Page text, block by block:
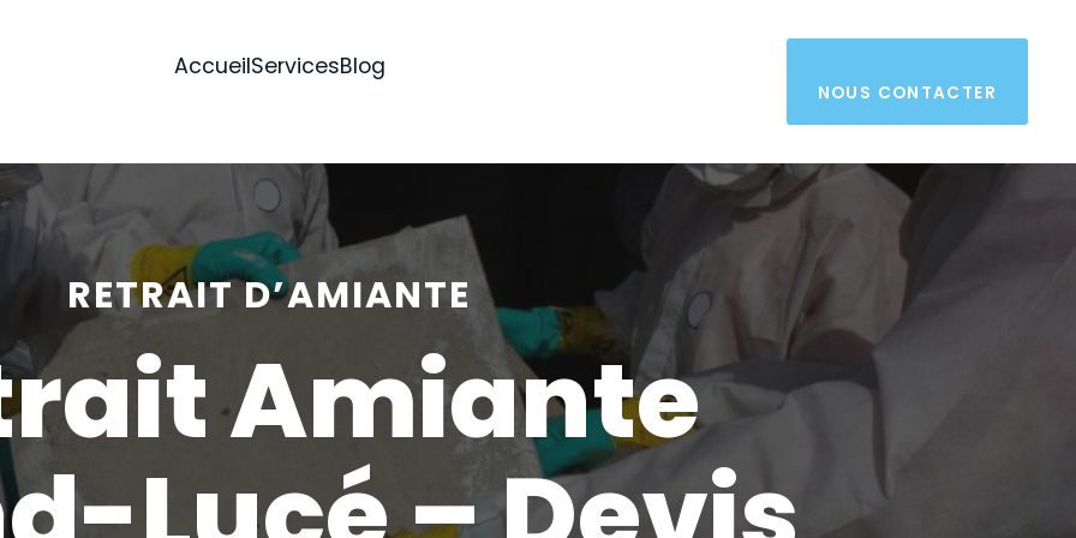
AccueilServicesBlog
NOUS CONTACTER
RETRAIT D’AMIANTE
Amiante